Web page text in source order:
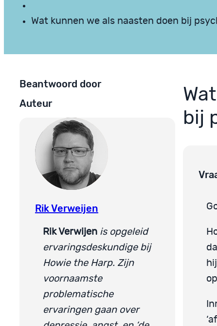
Wat kunnen we als naasten doen bij
Beantwoord door
Auteur
Rik Verweijen
Rik Verwijen is opgeleid
ervaringsdeskundige bij
Howie the Harp. Zijn
voornaamste
problematische
ervaringen gaan over
bij